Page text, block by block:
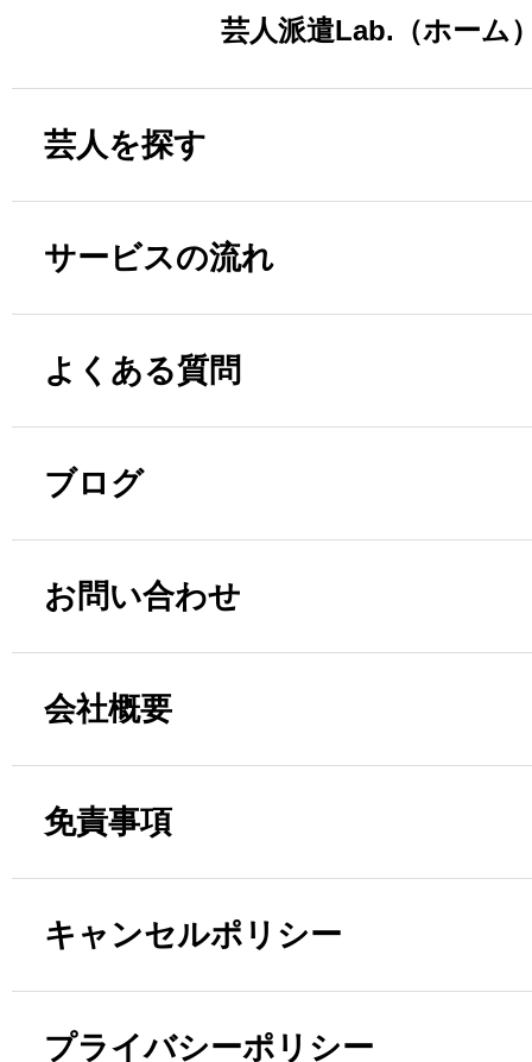
芸人派遣Lab.（ホーム
芸人を探す
サービスの流れ
よくある質問
ブログ
お問い合わせ
会社概要
免責事項
キャンセルポリシー
プライバシーポリシー